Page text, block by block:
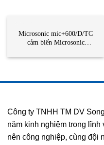
Microsonic mic+600/D/TC
cảm biến Microsonic
Công ty TNHH TM DV
năm kinh nghiệm trong
nên công nghiệp, cùng đội